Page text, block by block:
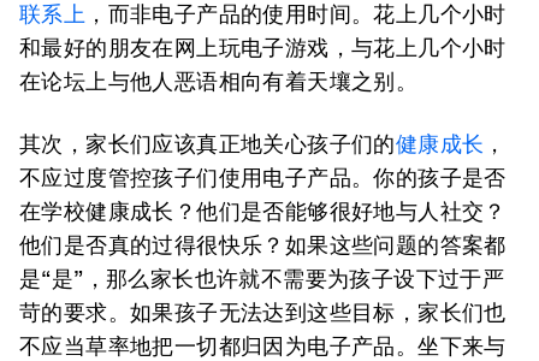
联系上 ，而非电子产品的使用时间。花上几个小时
和最好的朋友在网上玩电子游戏，与花上几个小时
在论坛上与他人恶语相向有着天壤之别。
其次，家长们应该真正地关心孩子们的健康成长 ，
不应过度管控孩子们使用电子产品。你的孩子是否
在学校健康成长？他们是否能够很好地与人社交？
他们是否真的过得很快乐？如果这些问题的答案都
是“是”，那么家长也许就不需要为孩子设下过于严
苛的要求。如果孩子无法达到这些目标，家长们也
不应当草率地把一切都归因为电子产品。坐下来与